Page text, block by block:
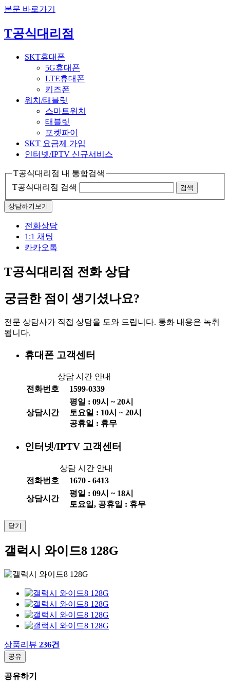
본문 바로가기
T공식대리점
SKT휴대폰
5G휴대폰
LTE휴대폰
키즈폰
워치/태블릿
스마트워치
태블릿
포켓파이
SKT 요금제 가입
인터넷/IPTV 신규서비스
T공식대리점 내 통합검색
T공식대리점 검색
검색
상담하기 보기
전화상담
1:1 채팅
카카오톡
T공식대리점 전화 상담
궁금한 점이 생기셨나요?
전문 상담사가 직접 상담을 도와 드립니다. 통화 내용은 녹취
됩니다.
휴대폰 고객센터
상담 시간 안내
전화번호
1599-0339
상담시간
평일 : 09시 ~20시
토요일 : 10시 ~20시
공휴일 : 휴무
인터넷/IPTV 고객센터
상담 시간 안내
전화번호
1670 - 6413
상담시간
평일 : 09시 ~ 18시
토요일, 공휴일 : 휴무
닫기
갤럭시 와이드8 128G
상품리뷰 236건
공유
공유하기